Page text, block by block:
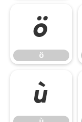
ö
ö
ù